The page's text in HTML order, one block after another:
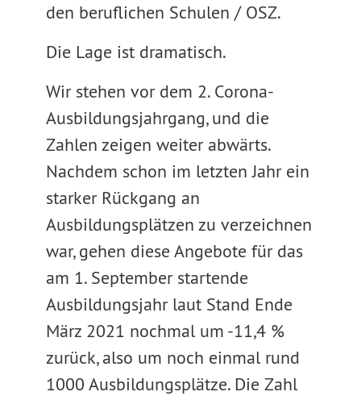
den beruflichen Schulen / OSZ.
Die Lage ist dramatisch.
Wir stehen vor dem 2. Corona-
Ausbildungsjahrgang, und die
Zahlen zeigen weiter abwärts.
Nachdem schon im letzten Jahr ein
starker Rückgang an
Ausbildungsplätzen zu verzeichnen
war, gehen diese Angebote für das
am 1. September startende
Ausbildungsjahr laut Stand Ende
März 2021 nochmal um -11,4 %
zurück, also um noch einmal rund
1000 Ausbildungsplätze. Die Zahl